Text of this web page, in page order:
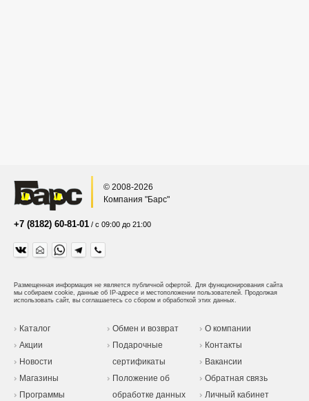
© 2008-2026
Компания "Барс"
+7 (8182) 60-81-01 / с 09:00 до 21:00
Размещенная информация не является публичной офертой. Для функционирования сайта
мы собираем cookie, данные об IP-адресе и местоположении пользователей. Продолжая
использовать сайт, вы соглашаетесь со сбором и обработкой этих данных.
Каталог
Акции
Новости
Магазины
Программы
Обмен и возврат
Подарочные
сертификаты
Положение об
обработке данных
О компании
Контакты
Вакансии
Обратная связь
Личный кабинет